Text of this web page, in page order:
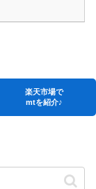
楽天市場で
mtを紹介♪